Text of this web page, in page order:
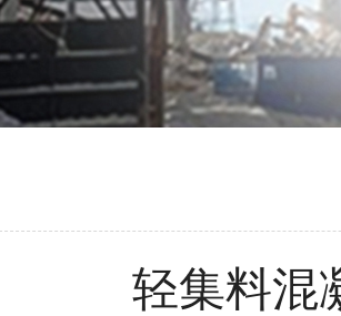
轻集料混